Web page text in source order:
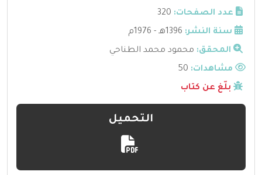
عدد الصفحات: 320
سنة النشر: 1396هـ - 1976م
المحقق: محمود محمد الطناحي
مشاهدات:
بلّغ عن كتاب
التحميل